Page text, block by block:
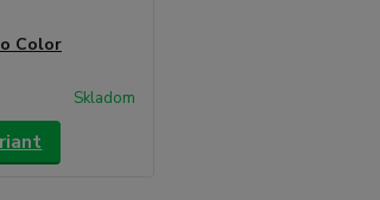
Color
Skladom